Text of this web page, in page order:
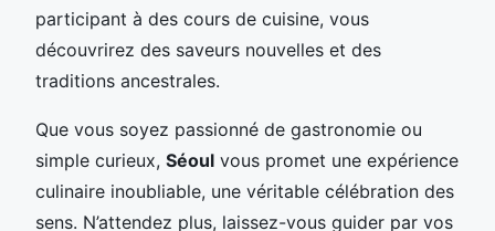
participant à des cours de cuisine, vous
découvrirez des saveurs nouvelles et des
traditions ancestrales.
Que vous soyez passionné de gastronomie ou
simple curieux, Séoul vous promet une expérience
culinaire inoubliable, une véritable célébration des
sens. N’attendez plus, laissez-vous guider par vos